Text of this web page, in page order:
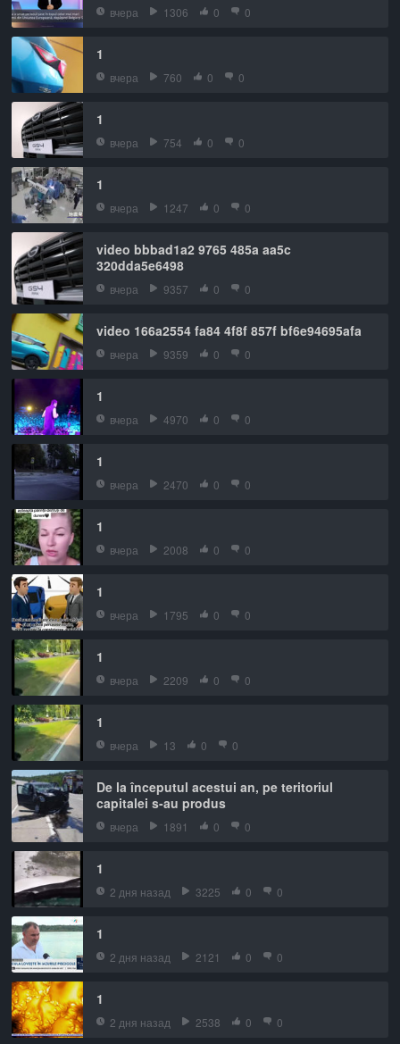
вчера 1306 0 0
1
вчера 760 0 0
1
вчера 754 0 0
1
вчера 1247 0 0
video bbbad1a2 9765 485a aa5c
320dda5e6498
вчера 9357 0 0
video 166a2554 fa84 4f8f 857f bf6e94695afa
вчера 9359 0 0
1
вчера 4970 0 0
1
вчера 2470 0 0
1
вчера 2008 0 0
1
вчера 1795 0 0
1
вчера 2209 0 0
1
вчера 13 0 0
De la începutul acestui an, pe teritoriul
capitalei s-au produs
вчера 1891 0 0
1
2 дня назад 3225 0 0
1
2 дня назад 2121 0 0
1
2 дня назад 2538 0 0